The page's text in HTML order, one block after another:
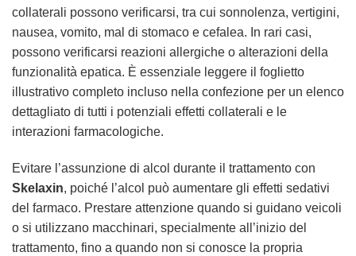
collaterali possono verificarsi, tra cui sonnolenza, vertigini,
nausea, vomito, mal di stomaco e cefalea. In rari casi,
possono verificarsi reazioni allergiche o alterazioni della
funzionalità epatica. È essenziale leggere il foglietto
illustrativo completo incluso nella confezione per un elenco
dettagliato di tutti i potenziali effetti collaterali e le
interazioni farmacologiche.
Evitare l’assunzione di alcol durante il trattamento con
Skelaxin, poiché l’alcol può aumentare gli effetti sedativi
del farmaco. Prestare attenzione quando si guidano veicoli
o si utilizzano macchinari, specialmente all’inizio del
trattamento, fino a quando non si conosce la propria